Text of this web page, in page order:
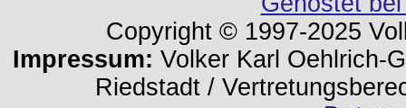
Copyright © 1997-2025
Impressum: Volker Karl Oehlrich-
Riedstadt /